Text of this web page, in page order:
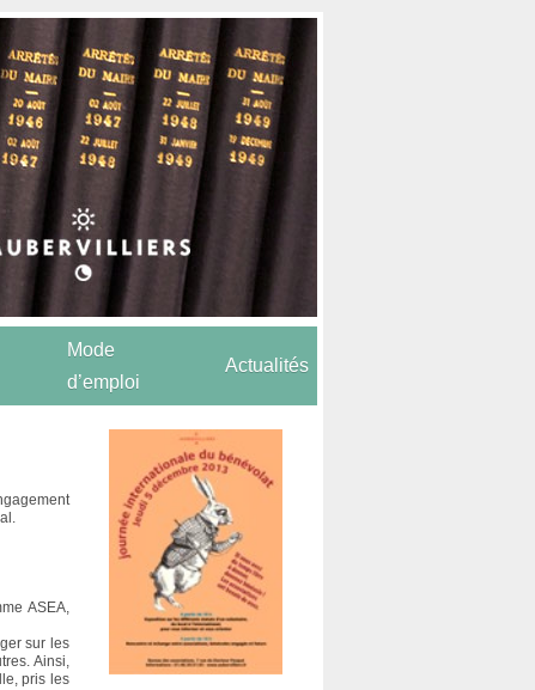
Mode
d’emploi
Actualités
ASEA,
sur les
Ainsi,
pris les